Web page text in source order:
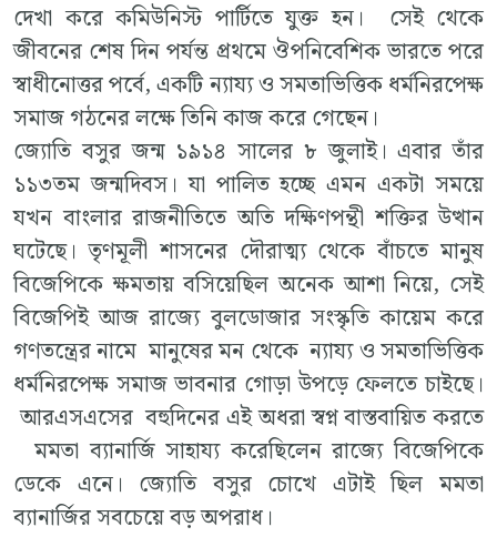
দেখা করে কমিউনিস্ট পার্টিতে যুক্ত হন। সেই থেকে
জীবনের শেষ দিন পর্যন্ত প্রথমে ঔপনিবেশিক ভারতে পরে
স্বাধীনোত্তর পর্বে, একটি ন্যায্য ও সমতাভিত্তিক ধর্মনিরপেক্ষ
সমাজ গঠনের লক্ষে তিনি কাজ করে গেছেন।
জ্যোতি বসুর জন্ম ১৯১৪ সালের ৮ জুলাই। এবার তাঁর
১১৩তম জন্মদিবস। যা পালিত হচ্ছে এমন একটা সময়ে
যখন বাংলার রাজনীতিতে অতি দক্ষিণপন্থী শক্তির উত্থান
ঘটেছে। তৃণমূলী শাসনের দৌরাত্ম্য থেকে বাঁচতে মানুষ
বিজেপিকে ক্ষমতায় বসিয়েছিল অনেক আশা নিয়ে, সেই
বিজেপিই আজ রাজ্যে বুলডোজার সংস্কৃতি কায়েম করে
গণতন্ত্রের নামে মানুষের মন থেকে ন্যায্য ও সমতাভিত্তিক
ধর্মনিরপেক্ষ সমাজ ভাবনার গোড়া উপড়ে ফেলতে চাইছে।
আরএসএসের বহুদিনের এই অধরা স্বপ্ন বাস্তবায়িত করতে
মমতা ব্যানার্জি সাহায্য করেছিলেন রাজ্যে বিজেপিকে
ডেকে এনে। জ্যোতি বসুর চোখে এটাই ছিল মমতা
ব্যানার্জির সবচেয়ে বড় অপরাধ।